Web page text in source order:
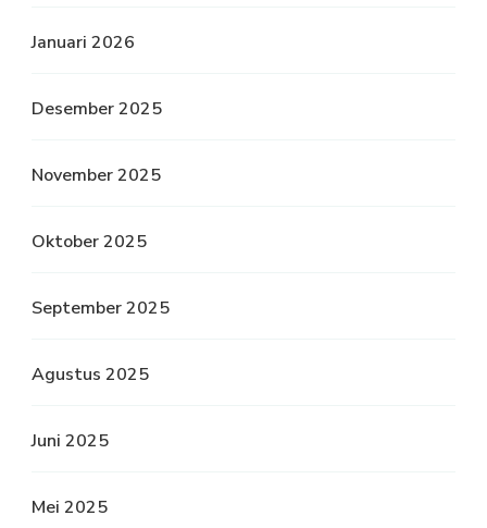
Januari 2026
Desember 2025
November 2025
Oktober 2025
September 2025
Agustus 2025
Juni 2025
Mei 2025